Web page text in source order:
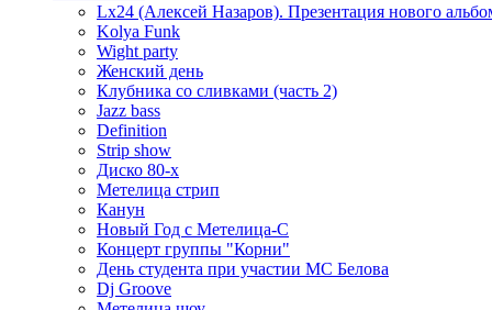
Lx24 (Алексей Назаров). Презентация нового
Kolya Funk
Wight party
Женский день
Клубника со сливками (часть 2)
Jazz bass
Definition
Strip show
Диско 80-х
Метелица стрип
Канун
Новый Год с Метелица-С
Концерт группы "Корни"
День студента при участии МС Белова
Dj Groove